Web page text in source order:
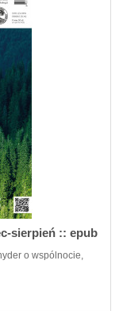
sierpień :: epub
o wspólnocie,